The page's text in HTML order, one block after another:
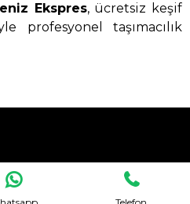
Ekspres, ücretsiz keşif
profesyonel taşımacılık